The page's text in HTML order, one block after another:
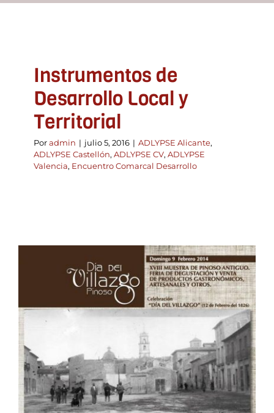
Contacto
Asóciate
Instrumentos de
Desarrollo Local y
Territorial
Poradmin | julio 5, 2016 | ADLYPSE Alicante,
ADLYPSE Castellón, ADLYPSE CV, ADLYPSE
Valencia, Encuentro Comarcal Desarrollo
XIV Jornadas
Gastronómicas de Pinoso
– Alicante (Del 11 al 16 de
Febrero) #cuinapinos y
Día del Villazgo (9
Febrero)